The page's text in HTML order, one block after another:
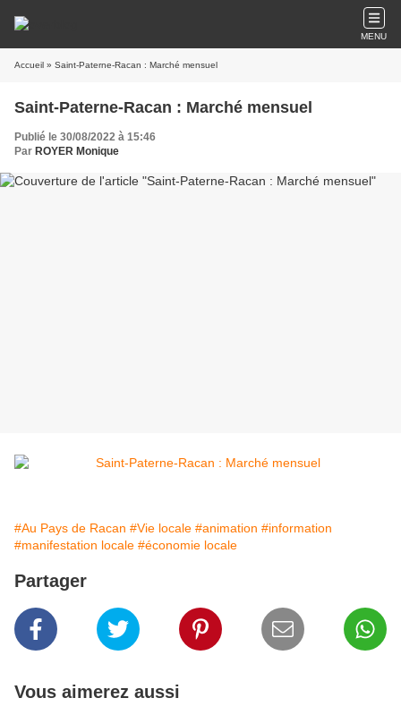
MENU
Accueil » Saint-Paterne-Racan : Marché mensuel
Saint-Paterne-Racan : Marché mensuel
Publié le 30/08/2022 à 15:46
Par ROYER Monique
#Au Pays de Racan #Vie locale #animation #information
#manifestation locale #économie locale
Partager
Vous aimerez aussi